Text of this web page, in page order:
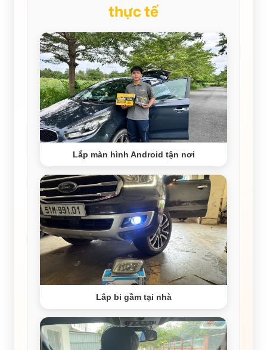
thực tế
Lắp màn hình Android tận nơi
Lắp bi gầm tại nhà